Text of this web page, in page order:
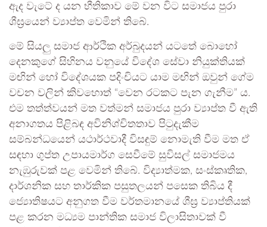
ඇද වැටේ ද යන භීතිකාව මේ වන විට සමාජය පුරා
ශීඝ්‍රයෙන් ව්‍යාප්ත වෙමින් තිබේ.
​මේ සියලු සමාජ ආර්ථික අර්බුදයන් යටතේ බොහෝ
දෙනකුගේ සිහිනය වනුයේ විදේශ සේවා නියුක්තියක්
මඟින් හෝ විදේශයක පදිංචියට යාම මඟින් ඔවුන් ගේම
වචන වලින් කිවහොත් “වෙන රටකට පැන ගැනීම” ය.
එම තත්ත්වයන් මත වත්මන් සමාජය පුරා ව්‍යාප්ත වී ඇති
අනාගතය පිළිබඳ අවිනිශ්චිතතාව පිටුදැකීම
සම්බන්ධයෙන් යථාර්ථවාදී විසඳුම් නොමැති වීම මත ඒ
සඳහා ගුප්ත උපායමාර්ග සෙවීමේ සුවිසල් සමාජමය
නැඹුරුවක් පළ වෙමින් තිබේ. විද්‍යාත්මක, සංස්කෘතික,
දාර්ශනික සහ තාර්කික පසුතලයන් පසෙක තිබිය දී
ජ්‍යොතිෂයට අනුගත වීම වර්තමානයේ ශීඝ්‍ර ව්‍යාප්තියක්
පළ කරන මධ්‍යම පාන්තික සමාජ විලාසිතාවක් වී